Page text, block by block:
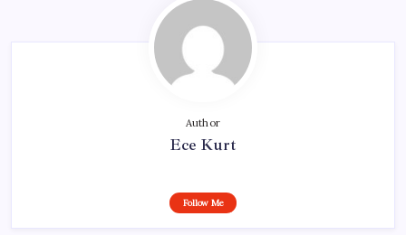
Author
Ece Kurt
Follow Me